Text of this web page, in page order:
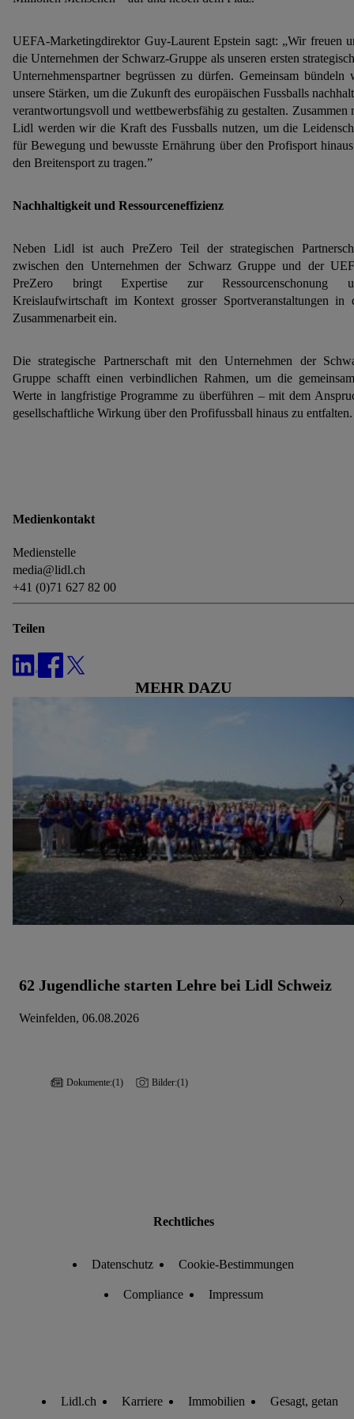
UEFA-Marketingdirektor Guy-Laurent Epstein sagt: „Wir freuen
die Unternehmen der Schwarz-Gruppe als unseren ersten
Unternehmenspartner begrüssen zu dürfen. Gemeinsam bündeln
unsere Stärken, um die Zukunft des europäischen Fussballs
verantwortungsvoll und wettbewerbsfähig zu gestalten. Zusammen
Lidl werden wir die Kraft des Fussballs nutzen, um die
für Bewegung und bewusste Ernährung über den Profisport
den Breitensport zu tragen.”
Nachhaltigkeit und Ressourceneffizienz
Neben Lidl ist auch PreZero Teil der strategischen
zwischen den Unternehmen der Schwarz Gruppe und der
PreZero bringt Expertise zur Ressourcenschonung
Kreislaufwirtschaft im Kontext grosser Sportveranstaltungen in
Zusammenarbeit ein.
Die strategische Partnerschaft mit den Unternehmen der
Gruppe schafft einen verbindlichen Rahmen, um die
Werte in langfristige Programme zu überführen – mit dem
gesellschaftliche Wirkung über den Profifussball hinaus zu entfalten.
Medienkontakt
Medienstelle
media@lidl.ch
+41 (0)71 627 82 00
Teilen
MEHR DAZU
62 Jugendliche starten Lehre bei Lidl Schweiz
Weinfelden, 06.08.2026
Dokumente:(1) Bilder:(1)
Rechtliches
Datenschutz Cookie-Bestimmungen
Compliance Impressum
Lidl.ch Karriere Immobilien Gesagt, getan
widerrufen, findest du in unserenDatenschutzbestimmungen.
Die Impressen findest du hier.